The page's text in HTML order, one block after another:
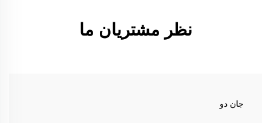
نظر مشتریان ما
جان دو